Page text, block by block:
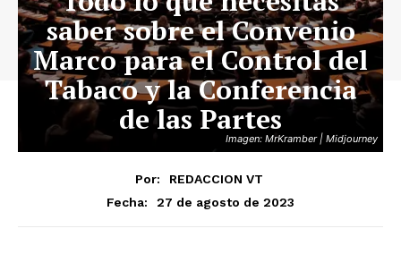
Imagen: MrKramber | Midjourney
saber sobre el Convenio
Marco para el Control del
Tabaco y la Conferencia
de las Partes
Por:
REDACCION VT
Fecha:
27 de agosto de 2023